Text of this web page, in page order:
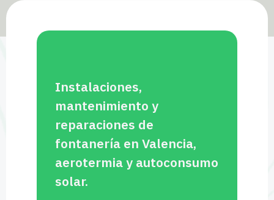
Instalaciones,
mantenimiento y
reparaciones de
fontanería en Valencia,
aerotermia y autoconsumo
solar.